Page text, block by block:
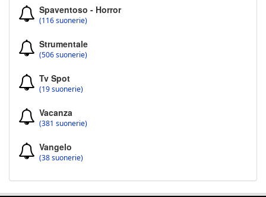
Spaventoso - Horror
(116 suonerie)
Strumentale
(506 suonerie)
Tv Spot
(19 suonerie)
Vacanza
(381 suonerie)
Vangelo
(38 suonerie)